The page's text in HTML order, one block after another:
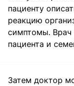
пациенту
реакцию
симптомы. Врач
пациента и
Затем доктор